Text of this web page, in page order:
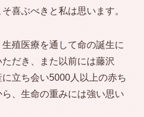
喜ぶべきと私は思います。
殖医療を通して命の誕生に
だき、また以前には藤沢
立ち会い5000人以上の赤ち
、生命の重みには強い思い